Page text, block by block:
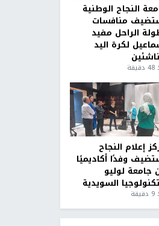
النجاح الوطنية
منافسات
الراحل مفيد
لكرة اليد
إعلام النجاح
وفدًا أكاديميًا
جامعة لوليو
السويدية